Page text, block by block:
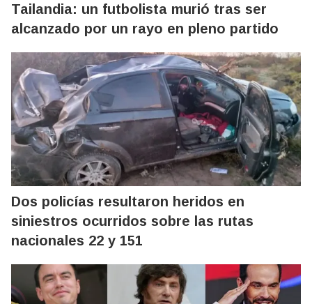
Tailandia: un futbolista murió tras ser
alcanzado por un rayo en pleno partido
Dos policías resultaron heridos en
siniestros ocurridos sobre las rutas
nacionales 22 y 151